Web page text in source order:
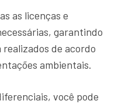
as licenças e
garantindo
de acordo
ambientais.
você pode